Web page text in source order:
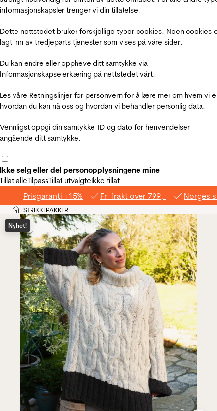
informasjonskapsler trenger vi din tillatelse.
Dette nettstedet bruker forskjellige typer cookies. Noen cookies
lagt inn av tredjeparts tjenester som vises på våre sider.
Du kan endre eller oppheve ditt samtykke via
Informasjonskapselerkæring på nettstedet vårt.
Les våre Retningslinjer for personvern for å lære mer om hvem vi
hvordan du kan nå oss og hvordan vi behandler personlig data.
Vennligst oppgi din samtykke-ID og dato for henvendelser
angående ditt samtykke.
Ikke selg eller del personopplysningene mine
Tillat alleTilpassTillat utvalgteIkke tillat
Prisgaranti +15% Fri frakt over 799,- Norges
Hjem
>STRIKKEPAKKER
Nyhet!